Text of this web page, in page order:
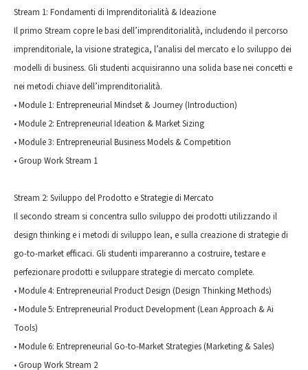
Stream 1: Fondamenti di Imprenditorialità & Ideazione
Il primo Stream copre le basi dell’imprenditorialità, includendo il percorso
imprenditoriale, la visione strategica, l’analisi del mercato e lo sviluppo dei
modelli di business. Gli studenti acquisiranno una solida base nei concetti e
nei metodi chiave dell’imprenditorialità.
• Module 1: Entrepreneurial Mindset & Journey (Introduction)
• Module 2: Entrepreneurial Ideation & Market Sizing
• Module 3: Entrepreneurial Business Models & Competition
• Group Work Stream 1
Stream 2: Sviluppo del Prodotto e Strategie di Mercato
Il secondo stream si concentra sullo sviluppo dei prodotti utilizzando il
design thinking e i metodi di sviluppo lean, e sulla creazione di strategie di
go-to-market efficaci. Gli studenti impareranno a costruire, testare e
perfezionare prodotti e sviluppare strategie di mercato complete.
• Module 4: Entrepreneurial Product Design (Design Thinking Methods)
• Module 5: Entrepreneurial Product Development (Lean Approach & Ai
Tools)
• Module 6: Entrepreneurial Go-to-Market Strategies (Marketing & Sales)
• Group Work Stream 2